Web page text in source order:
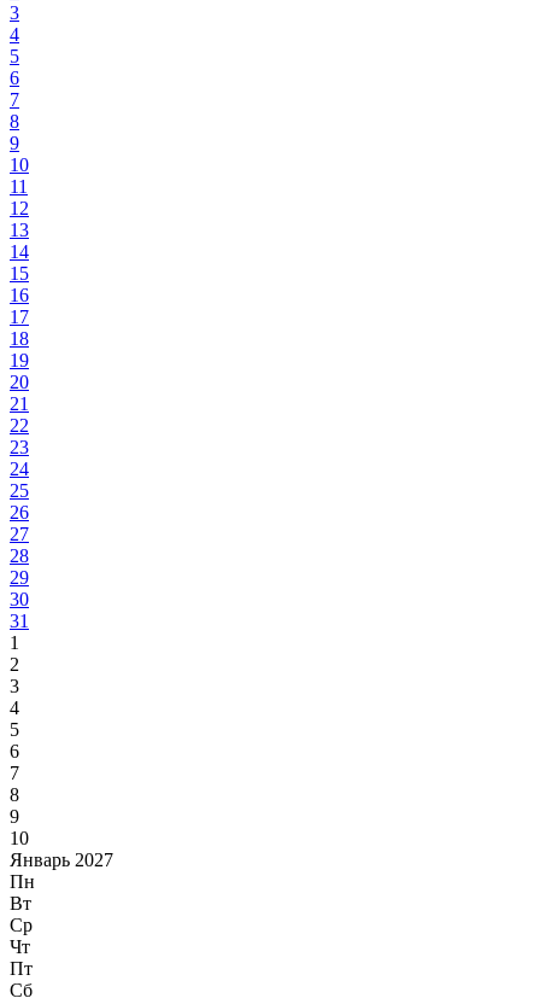
3
4
5
6
7
8
9
10
11
12
13
14
15
16
17
18
19
20
21
22
23
24
25
26
27
28
29
30
31
1
2
3
4
5
6
7
8
9
10
Январь 2027
Пн
Вт
Ср
Чт
Пт
Сб